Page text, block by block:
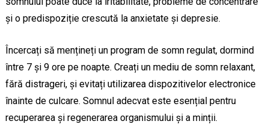
și o predispoziție crescută la anxietate și depresie.
Încercați să mențineți un program de somn regulat, dormind
între 7 și 9 ore pe noapte. Creați un mediu de somn relaxant,
fără distrageri, și evitați utilizarea dispozitivelor electronice
înainte de culcare. Somnul adecvat este esențial pentru
recuperarea și regenerarea organismului și a minții.